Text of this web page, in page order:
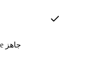
RAG Pipeline جاهز